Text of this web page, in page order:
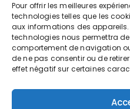
Pour offrir les meilleures
technologies telles que les
aux informations des
technologies nous permettra
comportement de navigation
de ne pas consentir ou de
effet négatif sur certaines
Trouvez
GO